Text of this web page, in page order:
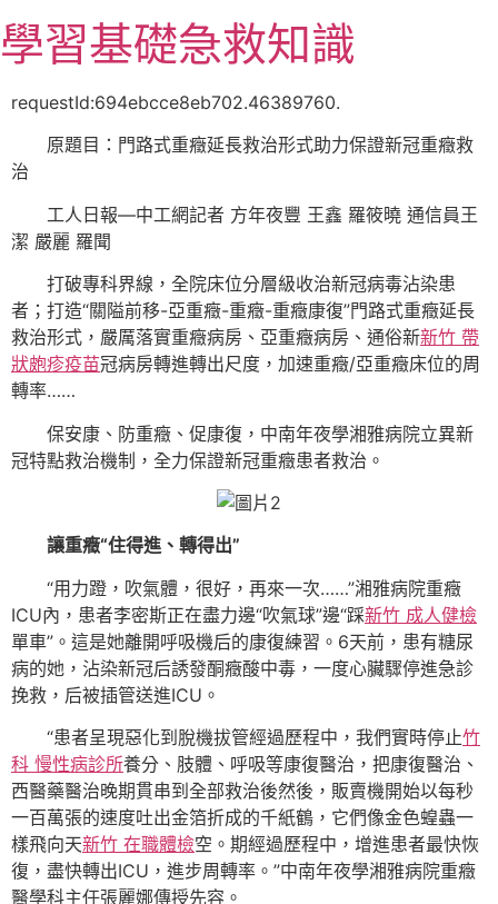
至
主
學習基礎急救知識
requestId:694ebcce8eb702.46389760.
原題目： 門路式重癥延長救治形式助力保證新冠重癥救
治
工人日報—中工網記者 方年夜豐 王鑫 羅筱曉 通信員王
潔 嚴麗 羅聞
打破專科界線，全院床位分層級收治新冠病毒沾染患
者；打造“關隘前移-亞重癥-重癥-重癥康復”門路式重癥延長
救治形式，嚴厲落實重癥病房、亞重癥病房、通俗新新竹 帶
狀皰疹疫苗冠病房轉進轉出尺度，加速重癥/亞重癥床位的周
轉率……
保安康、防重癥、促康復，中南年夜學湘雅病院立異新
冠特點救治機制，全力保證新冠重癥患者救治。
讓重癥“住得進、轉得出”
“用力蹬，吹氣體，很好，再來一次……”湘雅病院重癥
ICU內，患者李密斯正在盡力邊“吹氣球”邊“踩新竹 成人健檢
單車”。這是她離開呼吸機后的康復練習。6天前，患有糖尿
病的她，沾染新冠后誘發酮癥酸中毒，一度心臟驟停進急診
挽救，后被插管送進ICU。
“患者呈現惡化到脫機拔管經過歷程中，我們實時停止竹
科 慢性病診所養分、肢體、呼吸等康復醫治，把康復醫治、
西醫藥醫治晚期貫串到全部救治後然後，販賣機開始以每秒
一百萬張的速度吐出金箔折成的千紙鶴，它們像金色蝗蟲一
樣飛向天新竹 在職體檢空。期經過歷程中，增進患者最快恢
復，盡快轉出ICU，進步周轉率。”中南年夜學湘雅病院重癥
醫學科主任張麗娜傳授先容。